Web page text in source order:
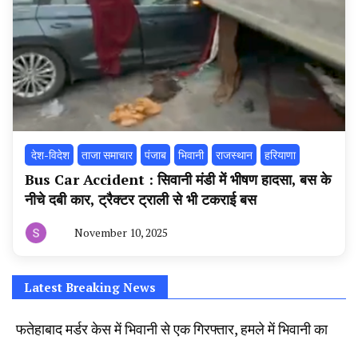
‌ देश-विदेश ताजा समाचार पंजाब भिवानी राजस्थान हरियाणा
Bus Car Accident : सिवानी मंडी में भीषण हादसा, बस के
नीचे दबी कार, ट्रैक्टर ट्राली से भी टकराई बस
टूडे
November 10, 2025
Latest Breaking News
फतेहाबाद मर्डर केस में भिवानी से एक गिरफ्तार, हमले में भिवानी का